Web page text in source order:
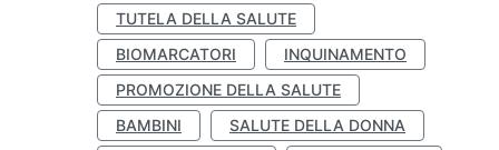
TUTELA DELLA SALUTE
BIOMARCATORI
INQUINAMENTO
PROMOZIONE DELLA SALUTE
BAMBINI
SALUTE DELLA DONNA